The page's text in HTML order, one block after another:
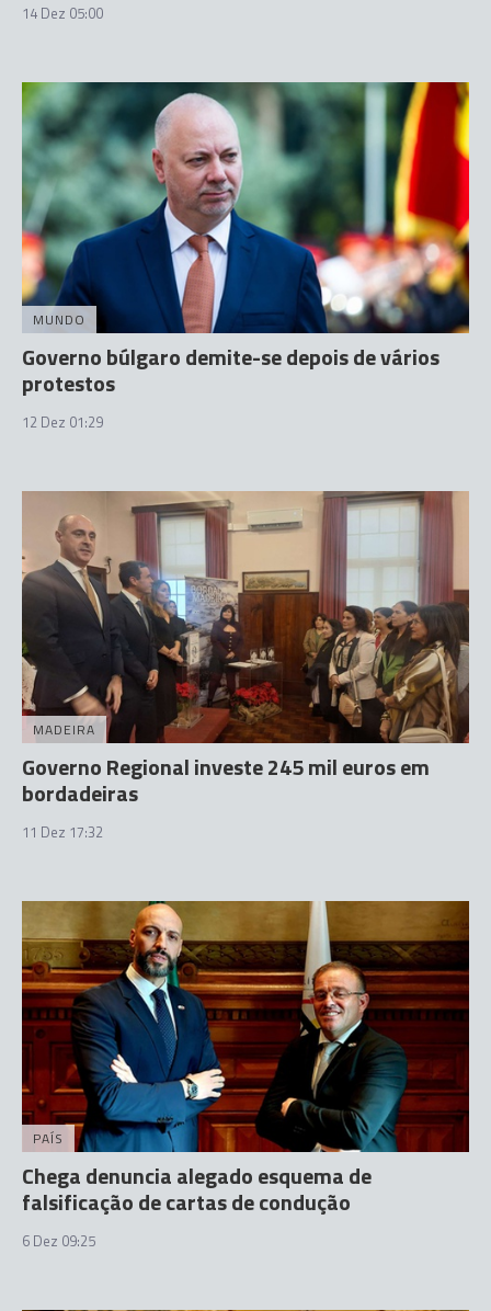
14 Dez 05:00
MUNDO
Governo búlgaro demite-se depois de vários
protestos
12 Dez 01:29
MADEIRA
Governo Regional investe 245 mil euros em
bordadeiras
11 Dez 17:32
PAÍS
Chega denuncia alegado esquema de
falsificação de cartas de condução
6 Dez 09:25